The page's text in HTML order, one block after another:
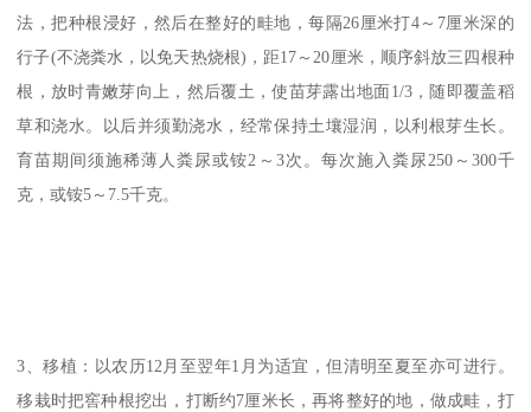
法，把种根浸好，然后在整好的畦地，每隔26厘米打4～7厘米深的
行子(不浇粪水，以免天热烧根)，距17～20厘米，顺序斜放三四根种
根，放时青嫩芽向上，然后覆土，使苗芽露出地面1/3，随即覆盖稻
草和浇水。以后并须勤浇水，经常保持土壤湿润，以利根芽生长。
育苗期间须施稀薄人粪尿或铵2～3次。每次施入粪尿250～300千
克，或铵5～7.5千克。
3、移植：以农历12月至翌年1月为适宜，但清明至夏至亦可进行。
移栽时把窖种根挖出，打断约7厘米长，再将整好的地，做成畦，打